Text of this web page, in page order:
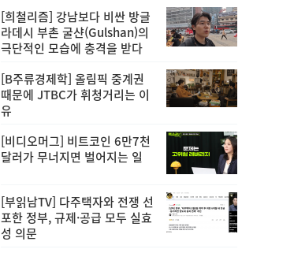
[희철리즘] 강남보다 비싼 방글
라데시 부촌 굴샨(Gulshan)의
극단적인 모습에 충격을 받다
[B주류경제학] 올림픽 중계권
때문에 JTBC가 휘청거리는 이
유
[비디오머그] 비트코인 6만7천
달러가 무너지면 벌어지는 일
[부읽남TV] 다주택자와 전쟁 선
포한 정부, 규제·공급 모두 실효
성 의문